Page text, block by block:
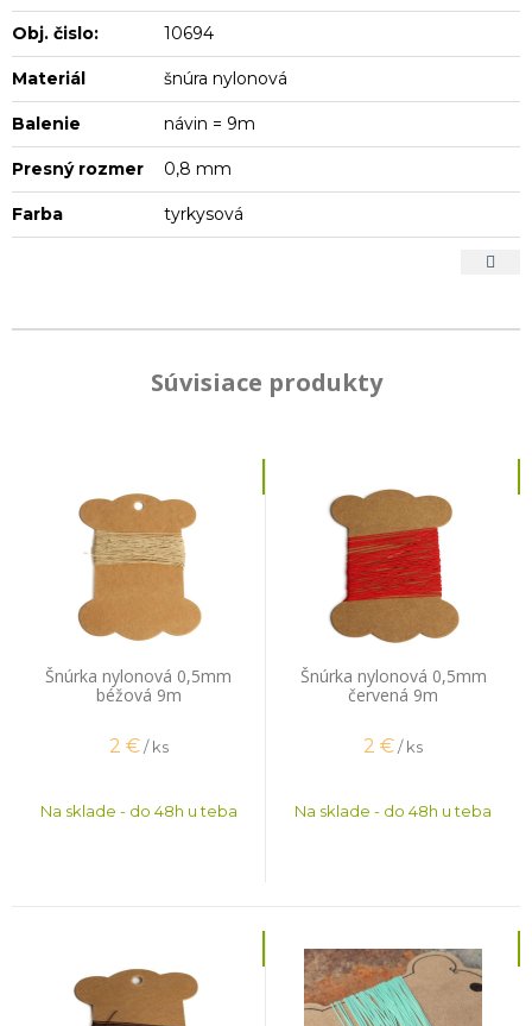
Obj. čislo: 10694
Materiál šnúra nylonová
Balenie návin = 9m
Presný rozmer 0,8 mm
Farba tyrkysová
Súvisiace produkty
Šnúrka nylonová 0,5mm
béžová 9m
2 € / ks
Na sklade - do 48h u teba
Šnúrka nylonová 0,5mm
červená 9m
2 €/ ks
Na sklade - do 48h u teba